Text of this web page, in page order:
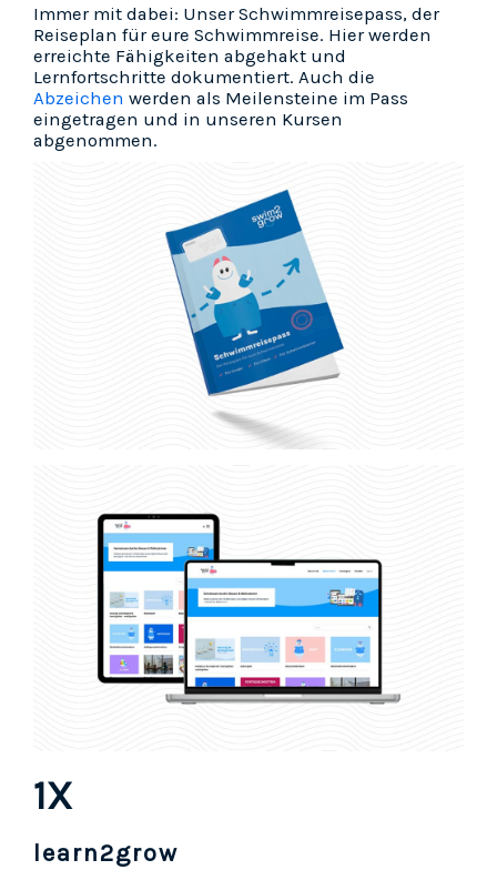
Immer mit dabei: Unser Schwimmreisepass, der
Reiseplan für eure Schwimmreise. Hier werden
erreichte Fähigkeiten abgehakt und
Lernfortschritte dokumentiert. Auch die
Abzeichen werden als Meilensteine im Pass
eingetragen und in unseren Kursen
abgenommen.
1X
learn2grow